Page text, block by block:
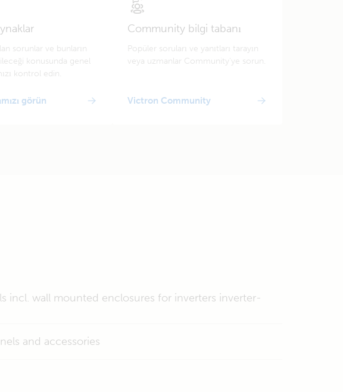
sorunlar ve bunların
konusunda genel
kontrol edin.
görün
Community bilgi tabanı
Popüler soruları ve yanıtları tarayın
veya uzmanlar Community'ye sorun.
Victron Community
incl. wall mounted enclosures for inverters inverter-
and accessories